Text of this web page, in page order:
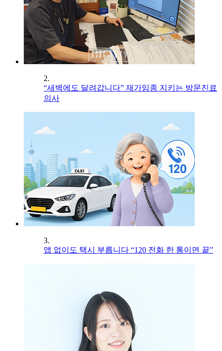
2.
“새벽에도 달려갑니다” 재가임종 지키는 방문진료
의사
3.
앱 없이도 택시 부릅니다 “120 전화 한 통이면 끝”